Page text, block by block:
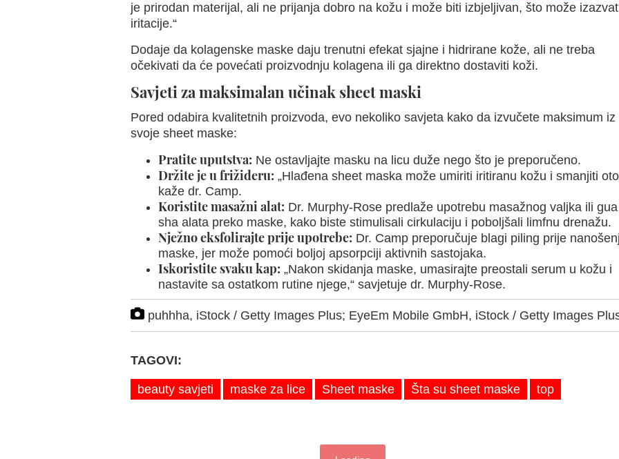
je prirodan materijal, ali ne prijanja dobro na kožu i može biti izbjeljivan, što može
iritacije.“
Dodaje da kolagenske maske daju trenutni efekat sjajne i hidrirane kože, ali ne treba
očekivati da će povećati proizvodnju kolagena ili ga direktno dostaviti koži.
Savjeti za maksimalan učinak sheet maski
Pored odabira kvalitetnih proizvoda, evo nekoliko savjeta kako da izvučete maksimum iz
svoje sheet maske:
Pratite uputstva: Ne ostavljajte masku na licu duže nego što je preporučeno.
Držite je u frižideru: „Hlađena sheet maska može umiriti iritiranu kožu i smanjiti
kaže dr. Camp.
Koristite masažni alat: Dr. Murphy-Rose predlaže upotrebu masažnog valjka ili gua
sha alata preko maske, kako biste stimulisali cirkulaciju i poboljšali limfnu drenažu.
Nježno eksfolirajte prije upotrebe: Dr. Camp preporučuje blagi piling prije
maske, jer može pomoći boljoj apsorpciji aktivnih sastojaka.
Iskoristite svaku kap: „Nakon skidanja maske, umasirajte preostali serum u kožu i
nastavite sa ostatkom rutine njege,“ savjetuje dr. Murphy-Rose.
puhhha, iStock / Getty Images Plus; EyeEm Mobile GmbH, iStock / Getty Images
TAGOVI:
beauty savjeti maske za lice Sheet maske Šta su sheet maske top